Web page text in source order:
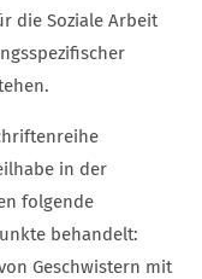
die Soziale Arbeit
in der
folgende
behandelt:
Geschwistern mit